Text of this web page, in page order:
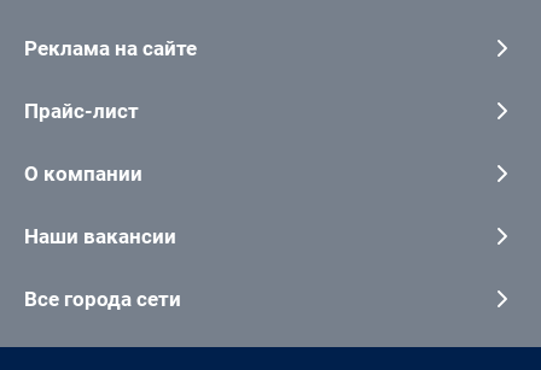
Реклама на сайте
Прайс-лист
О компании
Наши вакансии
Все города сети